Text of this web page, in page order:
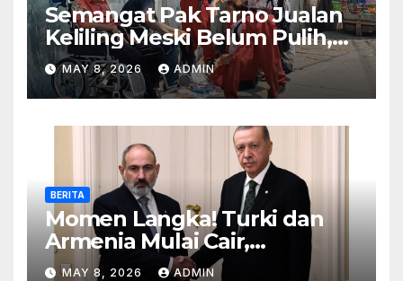
Semangat Pak Tarno Jualan
Keliling Meski Belum Pulih,
Tetap Menghibur dan Cari
Nafkah
MAY 8, 2026 ADMIN
BERITA
Momen Langka! Turki dan
Armenia Mulai Cair,
Perbatasan Siap Dibuka
MAY 8, 2026 ADMIN